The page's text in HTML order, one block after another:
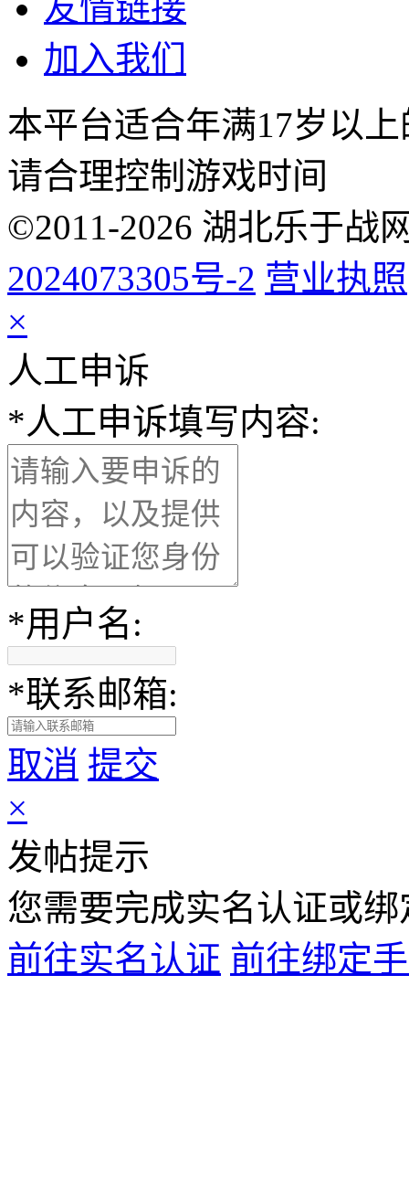
加入我们
本平台适合年满17岁以
请合理控制游戏时间
©2011-2026 湖北乐于战
2024073305号-2 营业执照
×
人工申诉
*人工申诉填写内容:
*用户名:
*联系邮箱:
取消 提交
×
发帖提示
您需要完成实名认证或绑
前往实名认证 前往绑定